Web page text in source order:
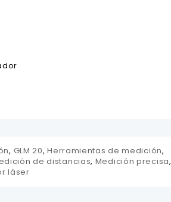
, GLM 20,Herramientas de medición,
de distancias, Medición precisa,
láser